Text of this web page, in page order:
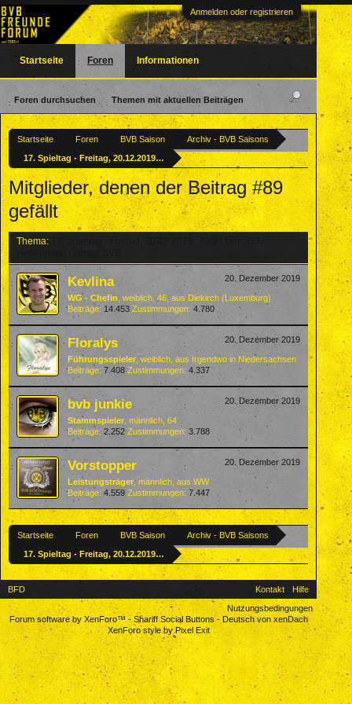
Anmelden oder registrieren
Startseite Foren BVB Saison
Archiv - BVB Saisons
17. Spieltag - Freitag, 20.12.2019, 20:30 Uhr: TSG Hoffenheim - Unser BVB
Mitglieder, denen der Beitrag #89
gefällt
Thema:
20. Dezember 2019
Kevlina
WG - Chefin , weiblich, 46, aus Diekirch (Luxemburg)
Beiträge: 14.453 Zustimmungen: 4.780
20. Dezember 2019
Floralys
Führungsspieler , weiblich, aus Irgendwo in Niedersachsen
Beiträge: 7.408 Zustimmungen: 4.337
20. Dezember 2019
bvb junkie
Stammspieler , männlich, 64
Beiträge: 2.252 Zustimmungen: 3.788
20. Dezember 2019
Vorstopper
Leistungsträger, männlich, aus WW
Beiträge: 4.559 Zustimmungen: 7.447
Startseite Foren BVB Saison
Archiv - BVB Saisons
17. Spieltag - Freitag, 20.12.2019, 20:30 Uhr: TSG Hoffenheim - Unser BVB
Startseite Foren
Foren durchsuchen Themen mit aktuellen Beiträgen
Informationen
BFD Kontakt
Hilfe
Nutzungsbedingungen
Forum software by XenForo™-Shariff Social Buttons-Deutsch von xenDach
XenForo style by Pixel Exit